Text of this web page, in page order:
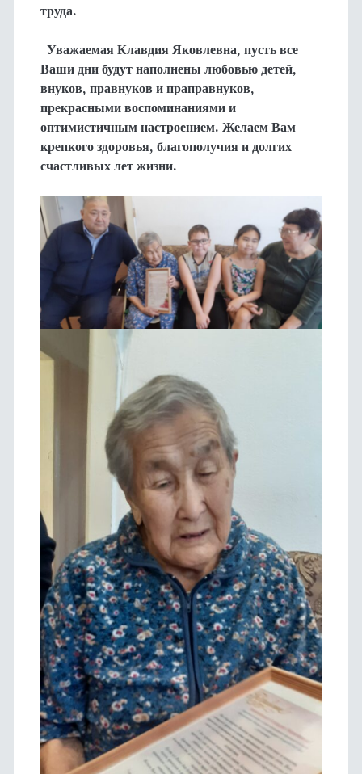
труда.
Уважаемая Клавдия Яковлевна, пусть все
Ваши дни будут наполнены любовью детей,
внуков, правнуков и праправнуков,
прекрасными воспоминаниями и
оптимистичным настроением. Желаем Вам
крепкого здоровья, благополучия и долгих
счастливых лет жизни.